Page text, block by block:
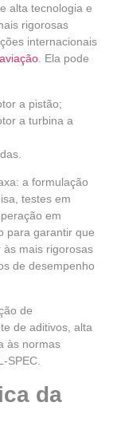
alta tecnologia e
rigorosas
internacionais
aviação . Ela pode
a pistão;
a turbina a
a formulação
testes em
em
para garantir que
mais rigorosas
de desempenho
de
de aditivos, alta
às normas
SPEC.
da